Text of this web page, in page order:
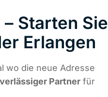
Starten Sie
Erlangen
wo die neue Adresse
Partner für